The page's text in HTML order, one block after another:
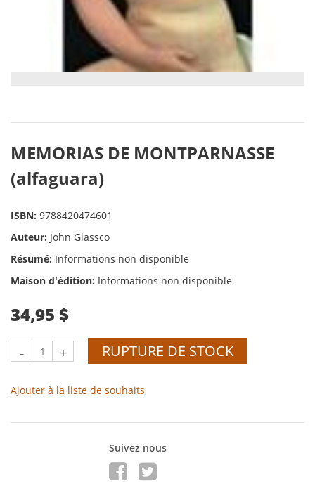
MEMORIAS DE MONTPARNASSE
(alfaguara)
ISBN: 9788420474601
Auteur: John Glassco
Résumé: Informations non disponible
Maison d'édition: Informations non disponible
34,95 $
- + RUPTURE DE STOCK
Ajouter à la liste de souhaits
Suivez nous